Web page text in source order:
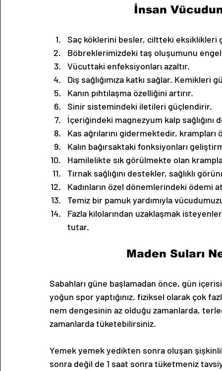
İnsan
Saç köklerini besler, ciltteki eksiklikleri
Böbreklerimizdeki taş oluşumunu
Vücuttaki enfeksiyonları azaltır.
Diş sağlığımıza katkı sağlar. Kemikleri
Kanın pıhtılaşma özelliğini artırır.
Sinir sistemindeki iletileri güçlendirir.
İçeriğindeki magnezyum kalp sağlığını
Kas ağrılarını gidermektedir, krampları
Kalın bağırsaktaki fonksiyonları
Hamilelikte sık görülmekte olan
Tırnak sağlığını destekler, sağlıklı
Kadınların özel dönemlerindeki ödemi
Temiz bir pamuk yardımıyla
Fazla kilolarından uzaklaşmak
tutar.
Maden Suları
Sabahları güne başlamadan önce, gün
yoğun spor yaptığınız, fiziksel olarak çok
nem dengesinin az olduğu zamanlarda,
zamanlarda tüketebilirsiniz.
Yemek yemek yedikten sonra oluşan
sonra değil de 1 saat sonra tüketmeniz